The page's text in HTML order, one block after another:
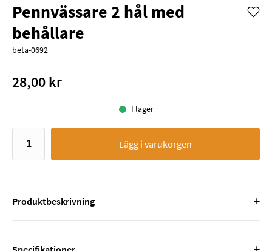
Pennvässare 2 hål med
behållare
beta-0692
28,00 kr
I lager
Lägg i varukorgen
Produktbeskrivning +